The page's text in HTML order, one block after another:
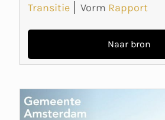
Transitie
Vorm Rapport
Naar bron